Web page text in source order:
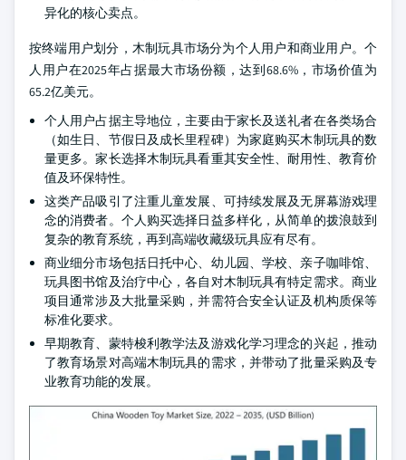
异化的核心卖点。
按终端用户划分，木制玩具市场分为个人用户和商业用户。个
人用户在2025年占据最大市场份额，达到68.6%，市场价值为
65.2亿美元。
个人用户占据主导地位，主要由于家长及送礼者在各类场合
（如生日、节假日及成长里程碑）为家庭购买木制玩具的数
量更多。家长选择木制玩具看重其安全性、耐用性、教育价
值及环保特性。
这类产品吸引了注重儿童发展、可持续发展及无屏幕游戏理
念的消费者。个人购买选择日益多样化，从简单的拨浪鼓到
复杂的教育系统，再到高端收藏级玩具应有尽有。
商业细分市场包括日托中心、幼儿园、学校、亲子咖啡馆、
玩具图书馆及治疗中心，各自对木制玩具有特定需求。商业
项目通常涉及大批量采购，并需符合安全认证及机构质保等
标准化要求。
早期教育、蒙特梭利教学法及游戏化学习理念的兴起，推动
了教育场景对高端木制玩具的需求，并带动了批量采购及专
业教育功能的发展。